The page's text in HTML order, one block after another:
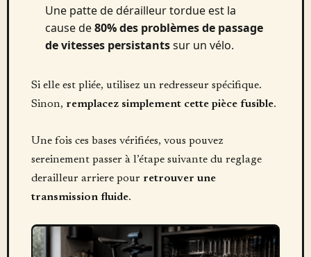
Une patte de dérailleur tordue est la
cause de80% des problèmes de passage
de vitesses persistantssur un vélo.
Si elle est pliée, utilisez un redresseur spécifique.
Sinon, remplacez simplement cette pièce fusible.
Une fois ces bases vérifiées, vous pouvez
sereinement passer à l’étape suivante du reglage
derailleur arriere pour retrouver une
transmission fluide.